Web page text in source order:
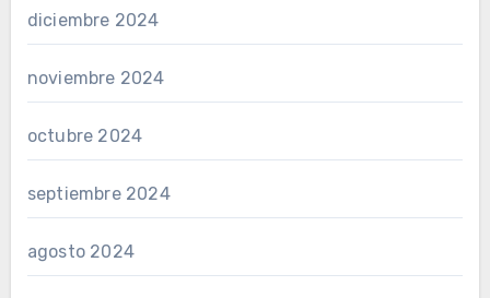
diciembre 2024
noviembre 2024
octubre 2024
septiembre 2024
agosto 2024